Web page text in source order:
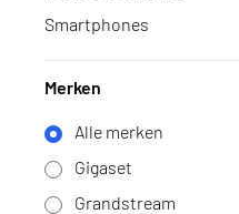
Smartphones
Merken
Alle merken
Gigaset
Grandstream